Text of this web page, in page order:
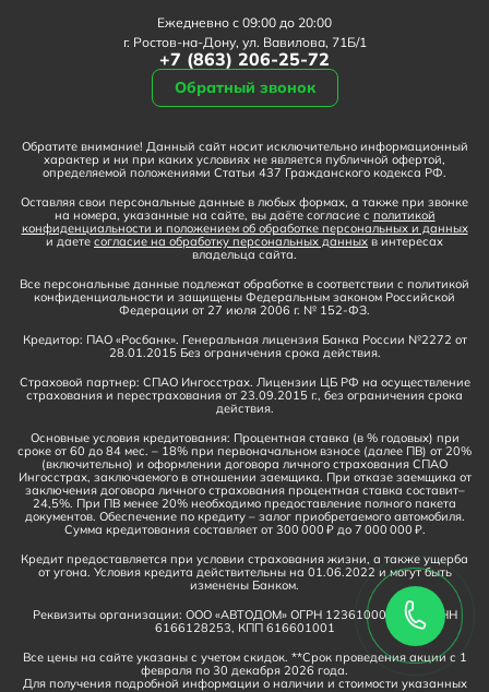
Ежедневно с 09:00 до 20:00
г. Ростов-на-Дону, ул. Вавилова, 71Б/1
+7 (863) 206-25-72
Обратный звонок
Обратите внимание! Данный сайт носит исключительно информационный
характер и ни при каких условиях не является публичной офертой,
определяемой положениями Статьи 437 Гражданского кодекса РФ.
Оставляя свои персональные данные в любых формах, а также при звонке
на номера, указанные на сайте, вы даёте согласие с политикой
конфиденциальности и положением об обработке персональных и данных
и даете согласие на обработку персональных данных в интересах
владельца сайта.
Все персональные данные подлежат обработке в соответствии с политикой
конфиденциальности и защищены Федеральным законом Российской
Федерации от 27 июля 2006 г. № 152-ФЗ.
Кредитор: ПАО «Росбанк». Генеральная лицензия Банка России №2272 от
28.01.2015 Без ограничения срока действия.
Страховой партнер: СПАО Ингосстрах. Лицензии ЦБ РФ на осуществление
страхования и перестрахования от 23.09.2015 г., без ограничения срока
действия.
Основные условия кредитования: Процентная ставка (в % годовых) при
сроке от 60 до 84 мес. – 18% при первоначальном взносе (далее ПВ) от 20%
(включительно) и оформлении договора личного страхования СПАО
Ингосстрах, заключаемого в отношении заемщика. При отказе заемщика от
заключения договора личного страхования процентная ставка составит–
24,5%. При ПВ менее 20% необходимо предоставление полного пакета
документов. Обеспечение по кредиту – залог приобретаемого автомобиля.
Сумма кредитования составляет от 300 000 ₽ до 7 000 000 ₽.
Кредит предоставляется при условии страхования жизни, а также ущерба
от угона. Условия кредита действительны на 01.06.2022 и могут быть
изменены Банком.
Реквизиты организации: ООО «АВТОДОМ» ОГРН 1236100016910, ИНН
6166128253, КПП 616601001
Все цены на сайте указаны с учетом скидок. **Срок проведения акции с 1
февраля по 30 декабря 2026 года.
Для получения подробной информации о наличии и стоимости указанных